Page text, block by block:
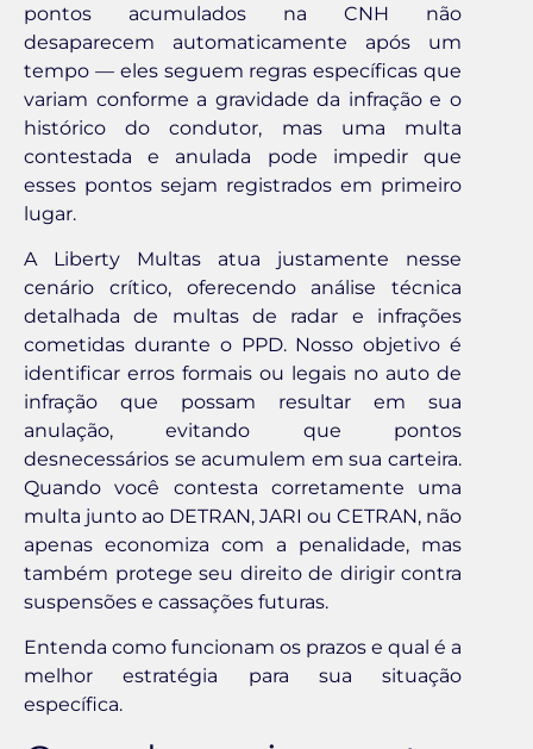
pontos acumulados na CNH não
desaparecem automaticamente após um
tempo — eles seguem regras específicas que
variam conforme a gravidade da infração e o
histórico do condutor, mas uma multa
contestada e anulada pode impedir que
esses pontos sejam registrados em primeiro
lugar.
A Liberty Multas atua justamente nesse
cenário crítico, oferecendo análise técnica
detalhada de multas de radar e infrações
cometidas durante o PPD. Nosso objetivo é
identificar erros formais ou legais no auto de
infração que possam resultar em sua
anulação, evitando que pontos
desnecessários se acumulem em sua carteira.
Quando você contesta corretamente uma
multa junto ao DETRAN, JARI ou CETRAN, não
apenas economiza com a penalidade, mas
também protege seu direito de dirigir contra
suspensões e cassações futuras.
Entenda como funcionam os prazos e qual é a
melhor estratégia para sua situação
específica.